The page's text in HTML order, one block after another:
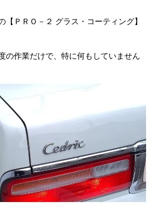
【ＰＲＯ－２ グラス・コーティング】
の作業だけで、特に何もしていません